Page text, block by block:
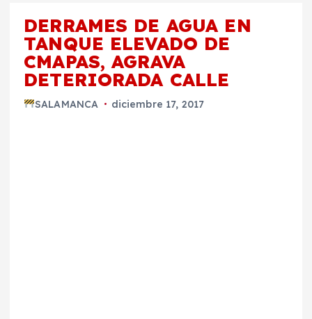
DERRAMES DE AGUA EN
TANQUE ELEVADO DE
CMAPAS, AGRAVA
DETERIORADA CALLE
SALAMANCA diciembre 17, 2017